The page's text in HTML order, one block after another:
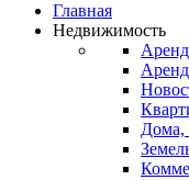
Главная
Недвижимость
Дома,